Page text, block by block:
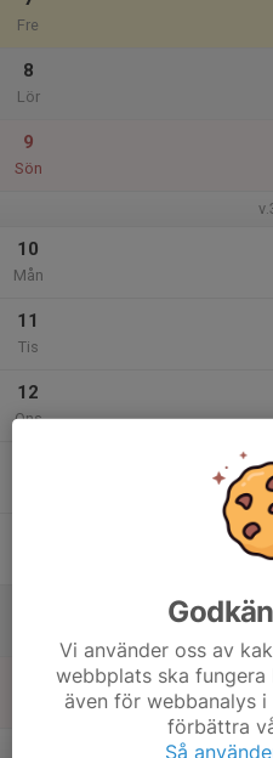
Fre
8
Lör
9
Sön
10
Mån
11
Tis
12
Ons
Vi använder oss av
webbplats ska
även för webbanalys
förbättra
Så